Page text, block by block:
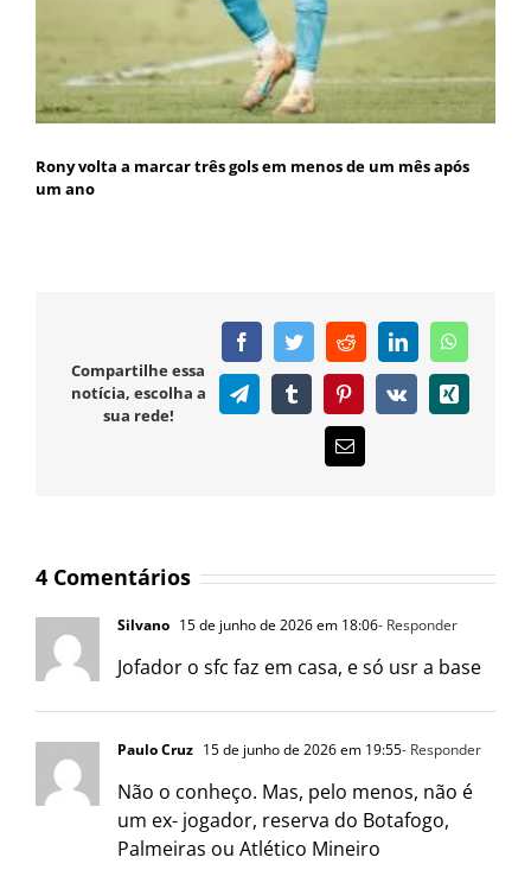
Rony volta a marcar três gols em menos de um mês após
um ano
Compartilhe essa
notícia, escolha a
sua rede!
FacebookTwitterRedditLinkedIn
TelegramTumblr PinterestVk Xing
E-
mail
4 Comentários
Silvano 15 de junho de 2026 em 18:06- Responder
Jofador o sfc faz em casa, e só usr a base
Paulo Cruz 15 de junho de 2026 em 19:55- Responder
Não o conheço. Mas, pelo menos, não é
um ex- jogador, reserva do Botafogo,
Palmeiras ou Atlético Mineiro